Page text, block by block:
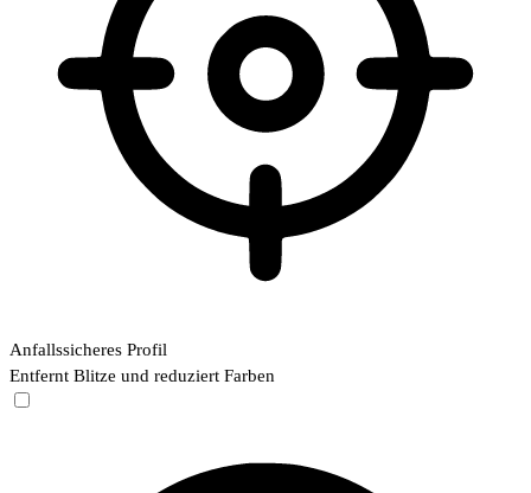
Anfallssicheres Profil
Entfernt Blitze und reduziert Farben